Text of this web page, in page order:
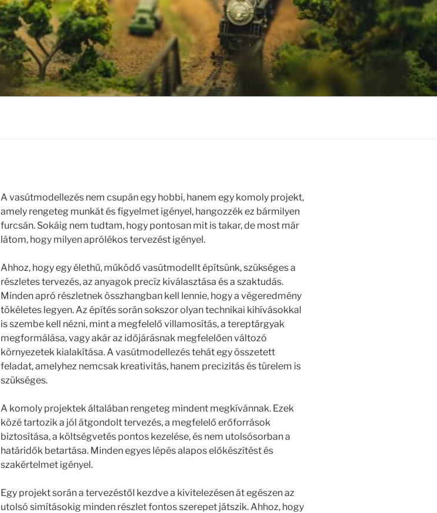
A vasútmodellezés nem csupán egy hobbi, hanem egy komoly projekt,
amely rengeteg munkát és figyelmet igényel, hangozzék ez bármilyen
furcsán. Sokáig nem tudtam, hogy pontosan mit is takar, de most már
látom, hogy milyen aprólékos tervezést igényel.
Ahhoz, hogy egy élethű, működő vasútmodellt építsünk, szükséges a
részletes tervezés, az anyagok precíz kiválasztása és a szaktudás.
Minden apró részletnek összhangban kell lennie, hogy a végeredmény
tökéletes legyen. Az építés során sokszor olyan technikai kihívásokkal
is szembe kell nézni, mint a megfelelő villamosítás, a tereptárgyak
megformálása, vagy akár az időjárásnak megfelelően változó
környezetek kialakítása. A vasútmodellezés tehát egy összetett
feladat, amelyhez nemcsak kreativitás, hanem precizitás és türelem is
szükséges.
A komoly projektek általában rengeteg mindent megkívánnak. Ezek
közé tartozik a jól átgondolt tervezés, a megfelelő erőforrások
biztosítása, a költségvetés pontos kezelése, és nem utolsósorban a
határidők betartása. Minden egyes lépés alapos előkészítést és
szakértelmet igényel.
Egy projekt során a tervezéstől kezdve a kivitelezésen át egészen az
utolsó simításokig minden részlet fontos szerepet játszik. Ahhoz, hogy